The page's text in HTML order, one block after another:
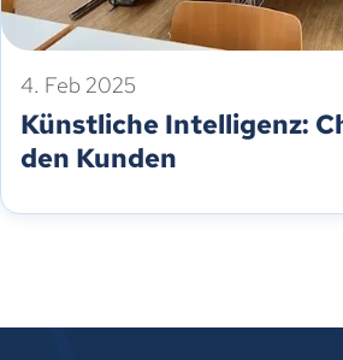
4. Feb 2025
Künstliche Intelligenz:
den Kunden